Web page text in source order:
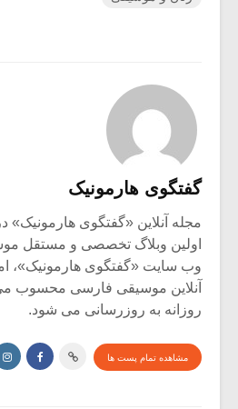
گفتگوی هارمونیک
اولین وبلاگ تخصصی و مستقل
وب سایت «گفتگوی هارمونیک»،
آنلاین موسیقی فارسی محسوب
روزانه به روزرسانی می شود.
مشاهده تمام پست ها